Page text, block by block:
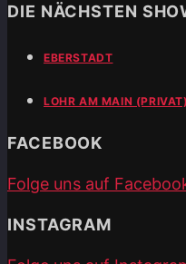
DIE NÄCHSTEN
EBERSTADT
LOHR AM MAIN (PRIVAT)
FACEBOOK
Folge uns auf
INSTAGRAM